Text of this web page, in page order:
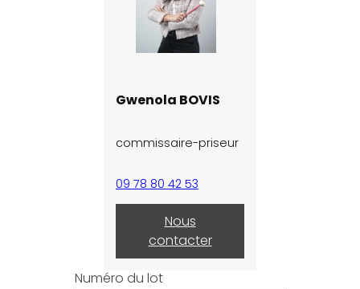
Gwenola BOVIS
commissaire-priseur
09 78 80 42 53
Nous
contacter
Numéro du lot